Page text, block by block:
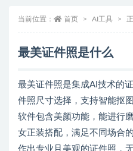
当前位置： 首页 AI工具
最美证件照是什么
最美证件照是集成AI技术的
件照尺寸选择，支持智能抠
软件包含美颜功能，能进行
女正装搭配，满足不同场合
作出专业且美观的证件照，